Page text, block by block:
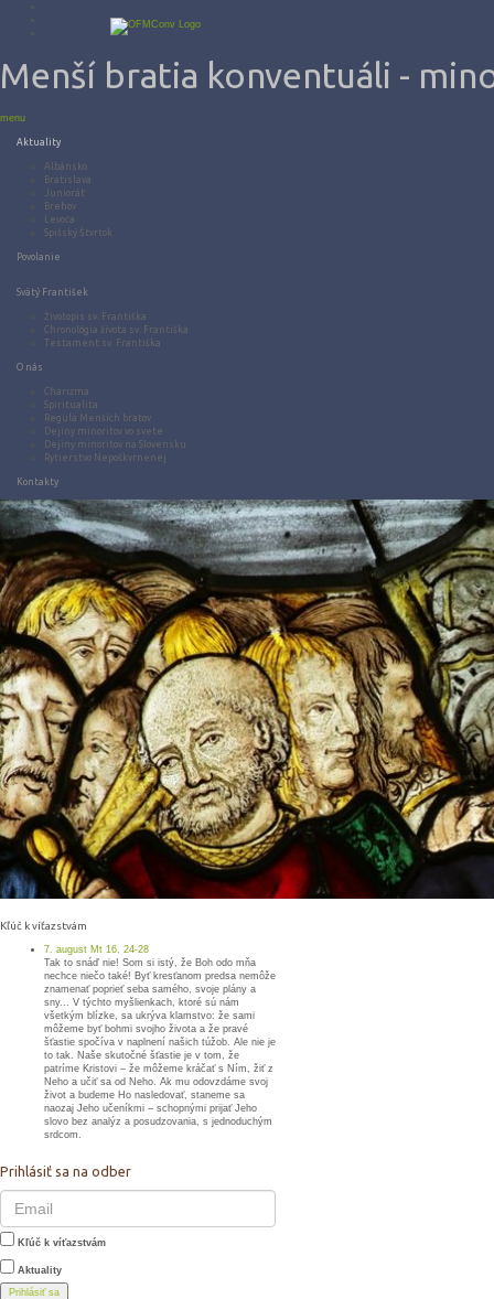
Menší bratia konventuáli -
menu
Aktuality
Albánsko
Bratislava
Juniorát
Brehov
Levoča
Spišský Štvrtok
Povolanie
Svätý František
Životopis sv. Františka
Chronológia života sv. Františka
Testament sv. Františka
O nás
Charizma
Spiritualita
Regula Menších bratov
Dejiny minoritov vo svete
Dejiny minoritov na Slovensku
Rytierstvo Nepoškvrnenej
Kontakty
Kľúč k víťazstvám
7. august Mt 16, 24-28
Tak to snáď nie! Som si istý, že Boh odo mňa
nechce niečo také! Byť kresťanom predsa nemôže
znamenať poprieť seba samého, svoje plány a
sny... V týchto myšlienkach, ktoré sú nám
všetkým blízke, sa ukrýva klamstvo: že sami
môžeme byť bohmi svojho života a že pravé
šťastie spočíva v naplnení našich túžob. Ale nie je
to tak. Naše skutočné šťastie je v tom, že
patríme Kristovi – že môžeme kráčať s Ním, žiť z
Neho a učiť sa od Neho. Ak mu odovzdáme svoj
život a budeme Ho nasledovať, staneme sa
naozaj Jeho učeníkmi – schopnými prijať Jeho
slovo bez analýz a posudzovania, s jednoduchým
srdcom.
Prihlásiť sa na odber
Kľúč k víťazstvám
Aktuality
Prihlásiť sa